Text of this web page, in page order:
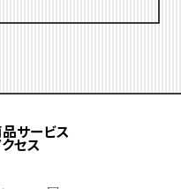
サービス
セス